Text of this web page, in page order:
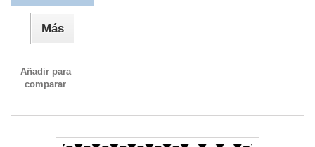
Más
Añadir para
comparar